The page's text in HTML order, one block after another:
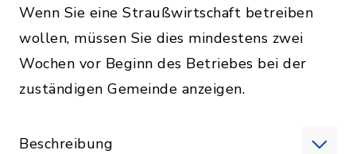
Wenn Sie eine Straußwirtschaft betreiben
wollen, müssen Sie dies mindestens zwei
Wochen vor Beginn des Betriebes bei der
zuständigen Gemeinde anzeigen.
Beschreibung